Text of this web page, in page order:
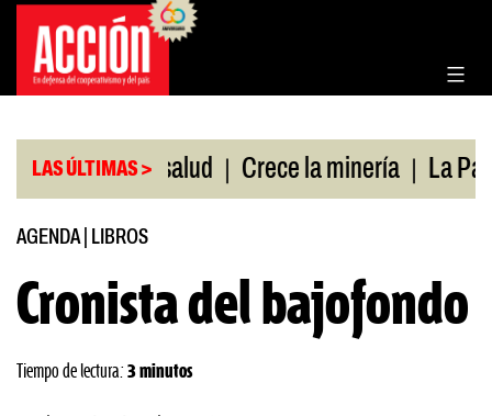
Saltar
contenido
LAS ÚLTIMAS >
de salud Crece la minería | La Pampa.
AGENDA| LIBROS
Cronista del bajofondo
Tiempo de lectura: 3 minutos